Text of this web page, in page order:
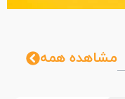
مشاهده همه